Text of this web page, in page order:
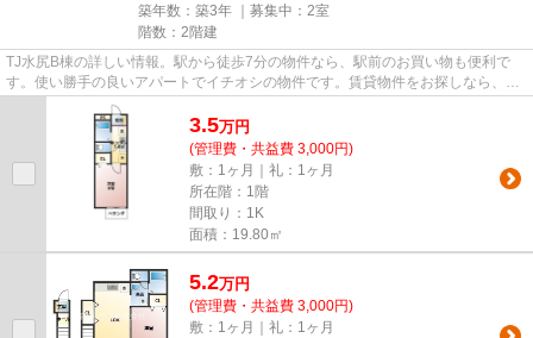
築年数：築3年 ｜募集中： 2室
階数：2階建
TJ水尻B棟の詳しい情報。駅から徒歩7分の物件なら、駅前のお買い物も便利で
す。使い勝手の良いアパートでイチオシの物件です。賃貸物件をお探しなら、当
社にお任せ下さい。こだわりや...
3.5万円
(管理費・共益費 3,000円)
敷：1ヶ月｜礼：1ヶ月
所在階：1階
間取り：1K
面積：19.80㎡
5.2万円
(管理費・共益費 3,000円)
敷：1ヶ月｜礼：1ヶ月